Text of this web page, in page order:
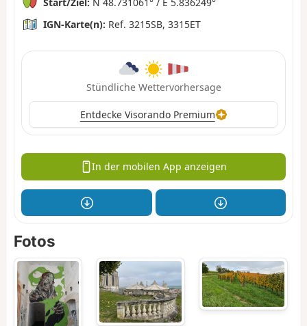
IGN-Karte(n): Ref. 3215SB, 3315ET
Stündliche Wettervorhersage
Entdecke Visorando Premium
In der mobilen App anzeigen
Fotos